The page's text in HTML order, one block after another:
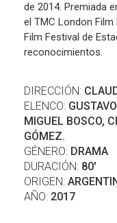
de 2014. Premiada
el TMC London
Film Festival de
reconocimientos.
DIRECCIÓN:
ELENCO:
MIGUEL BOSCO,
GÓMEZ.
GÉNERO: DRAMA
DURACIÓN: 80'
ORIGEN:
AÑO: 2017